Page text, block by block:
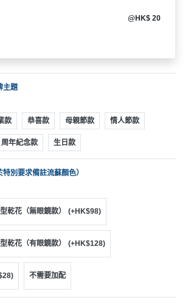
@HK$ 20
主題
款 恭喜款 母親節款 情人節款
周年紀念款 生日款
別要求備註流蘇顏色）
乾花（無眼鏡款） (+HK$98)
乾花（有眼鏡款） (+HK$128)
不需要加配